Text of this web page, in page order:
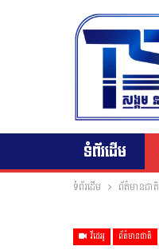
ទំព័រដើម
ទំព័រដើម ព័ត៌មានជាតិ
វីដេអូ ព័ត៌មានជាតិ